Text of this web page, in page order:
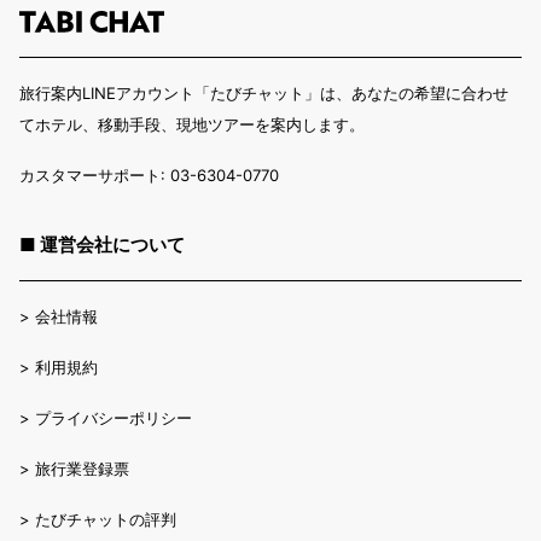
旅行案内LINEアカウント「たびチャット」は、あなたの希望に合わせ
てホテル、移動手段、現地ツアーを案内します。
カスタマーサポート: 03-6304-0770
■ 運営会社について
> 会社情報
> 利用規約
> プライバシーポリシー
> 旅行業登録票
> たびチャットの評判